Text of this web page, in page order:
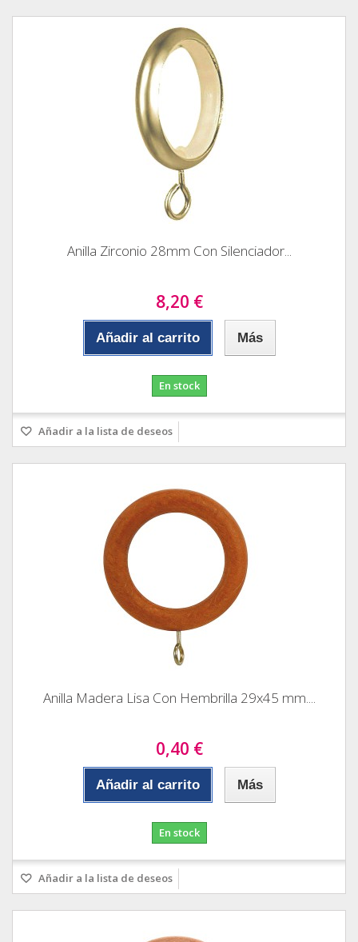
Anilla Zirconio 28mm Con Silenciador...
8,20 €
Añadir al carrito Más
En stock
Añadir a la lista de deseos
Anilla Madera Lisa Con Hembrilla 29x45 mm....
0,40 €
Añadir al carrito Más
En stock
Añadir a la lista de deseos